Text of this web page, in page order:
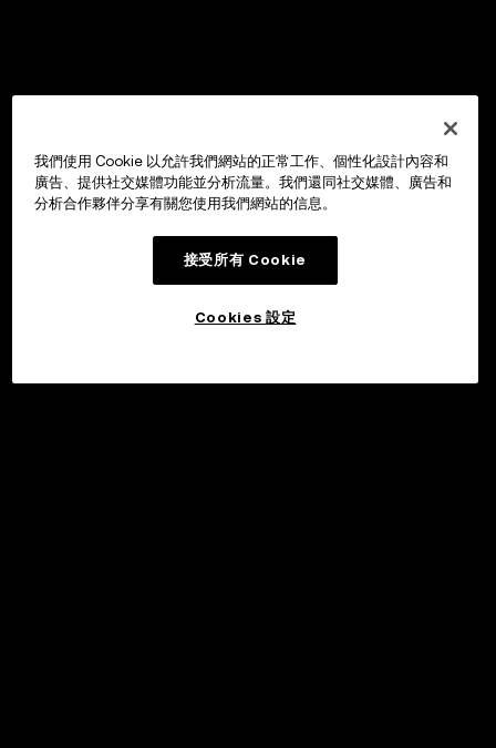
我們使用 Cookie 以允許我們網站的正常工作、個性化設計內容和
廣告、提供社交媒體功能並分析流量。我們還同社交媒體、廣告和
分析合作夥伴分享有關您使用我們網站的信息。
接受所有 Cookie
Cookies 設定